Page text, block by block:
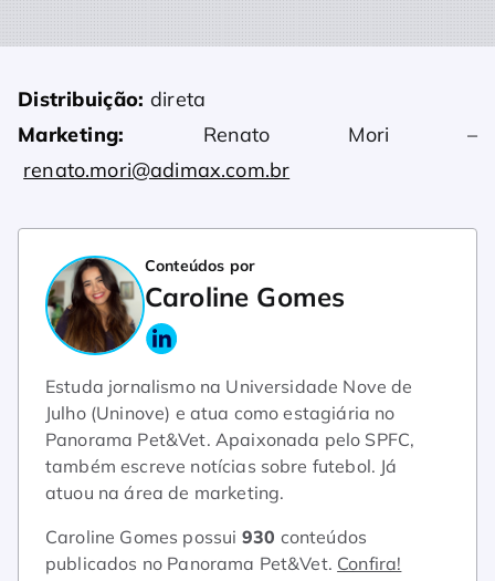
Distribuição:direta
Marketing: Renato Mori –
renato.mori@adimax.com.br
Conteúdos por
Caroline Gomes
Estuda jornalismo na Universidade Nove de
Julho (Uninove) e atua como estagiária no
Panorama Pet&Vet. Apaixonada pelo SPFC,
também escreve notícias sobre futebol. Já
atuou na área de marketing.
Caroline Gomes possui 930 conteúdos
publicados no Panorama Pet&Vet. Confira!